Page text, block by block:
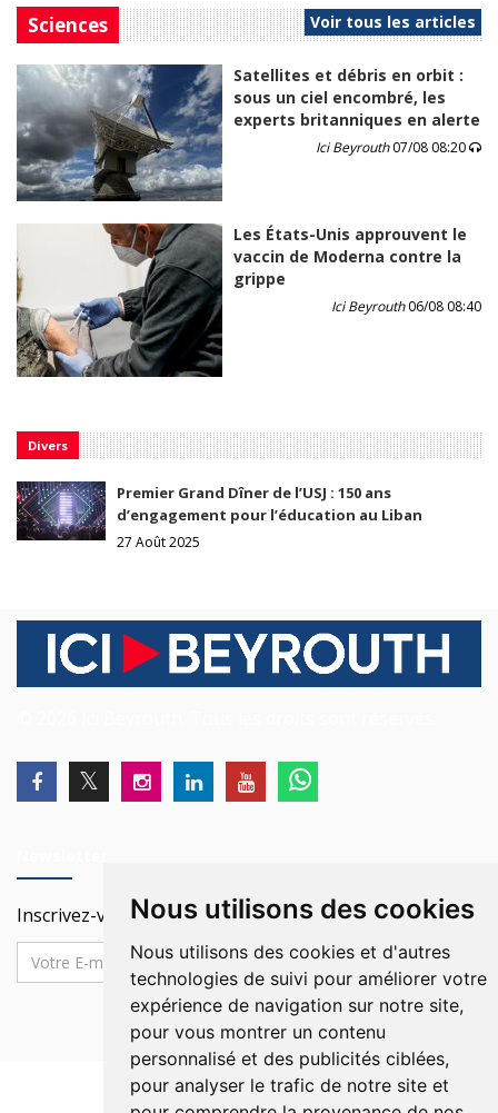
Nous utilisons des cookies
Nous utilisons des cookies et d'autres
technologies de suivi pour améliorer votre
expérience de navigation sur notre site,
pour vous montrer un contenu
personnalisé et des publicités ciblées,
pour analyser le trafic de notre site et
Sciences Voir tous les articles
Satellites et débris en orbit :
sous un ciel encombré, les
experts britanniques en alerte
Ici Beyrouth07/08 08:20
Les États-Unis approuvent le
vaccin de Moderna contre la
grippe
Ici Beyrouth06/08 08:40
Divers
Premier Grand Dîner de l’USJ : 150 ans
d’engagement pour l’éducation au Liban
27 Août 2025
Inscrivez-vous à notre Newsletter